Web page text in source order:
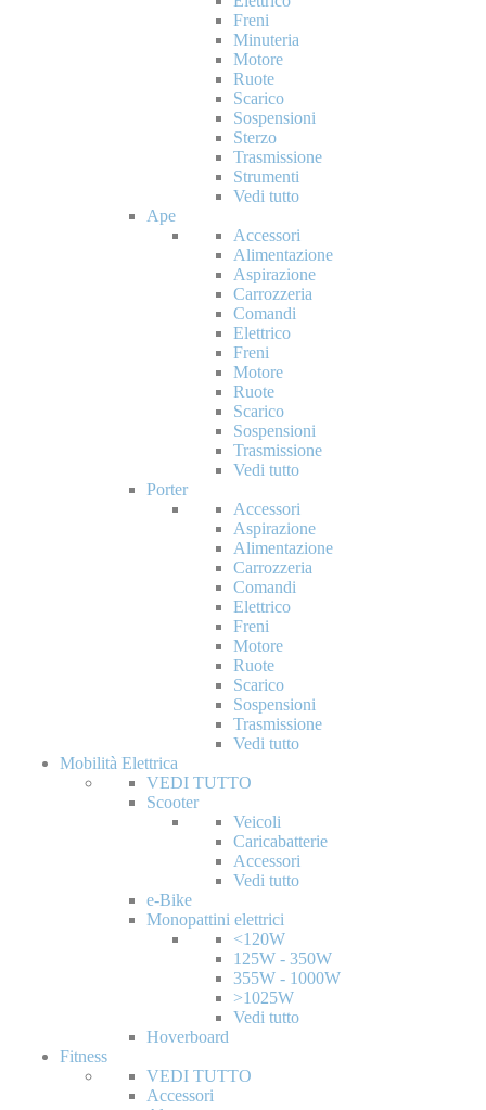
Freni
Minuteria
Motore
Ruote
Scarico
Sospensioni
Sterzo
Trasmissione
Strumenti
Vedi tutto
Ape
Accessori
Alimentazione
Aspirazione
Carrozzeria
Comandi
Elettrico
Freni
Motore
Ruote
Scarico
Sospensioni
Trasmissione
Vedi tutto
Porter
Accessori
Aspirazione
Alimentazione
Carrozzeria
Comandi
Elettrico
Freni
Motore
Ruote
Scarico
Sospensioni
Trasmissione
Vedi tutto
Mobilità Elettrica
VEDI TUTTO
Scooter
Veicoli
Caricabatterie
Accessori
Vedi tutto
e-Bike
Monopattini elettrici
<120W
125W - 350W
355W - 1000W
>1025W
Vedi tutto
Hoverboard
Fitness
VEDI TUTTO
Accessori